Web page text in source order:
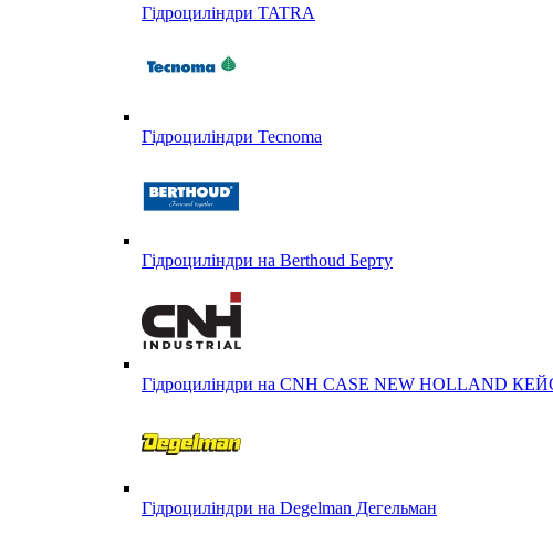
Гідроциліндри TATRA
Гідроциліндри Tecnoma
Гідроциліндри на Berthoud Берту
Гідроциліндри на CNH CASE NEW HOLLAND
Гідроциліндри на Degelman Дегельман